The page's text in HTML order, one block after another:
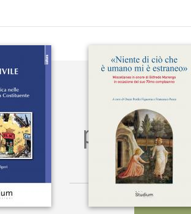
Iscriviti
per
sulle